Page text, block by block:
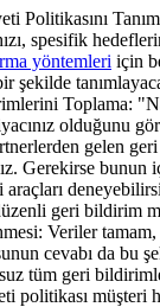
Politikasını
spesifik
yöntemleri için
şekilde
Toplama:
olduğunu
gelen
Gerekirse bunun
geri bildirim
Veriler
cevabı da bu
tüm geri
politikası müşteri